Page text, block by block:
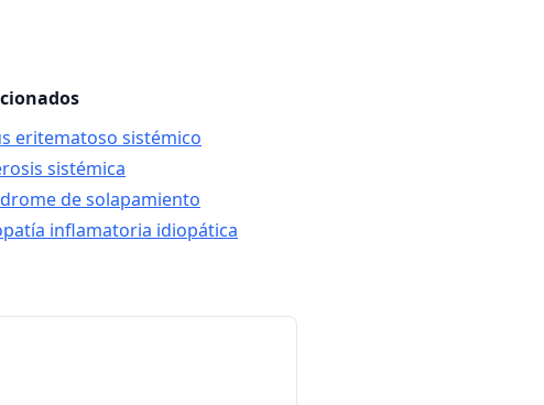
eritematoso sistémico
sistémica
de solapamiento
inflamatoria idiopática